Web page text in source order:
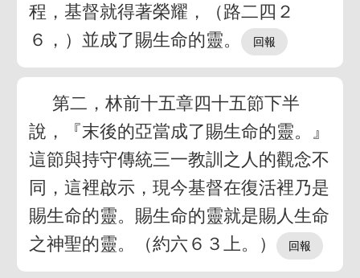
程，基督就得著榮耀，（路二四２
６，）並成了賜生命的靈。
第二，林前十五章四十五節下半
說，『末後的亞當成了賜生命的靈。』
這節與持守傳統三一教訓之人的觀念不
同，這裡啟示，現今基督在復活裡乃是
賜生命的靈。賜生命的靈就是賜人生命
之神聖的靈。（約六６３上。）